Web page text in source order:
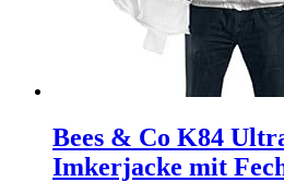
Bees & Co K84
Imkerjacke mit